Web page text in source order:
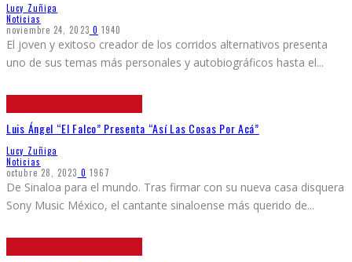
Lucy Zuñiga
Noticias
noviembre 24, 2023 0 1940
El joven y exitoso creador de los corridos alternativos presenta
uno de sus temas más personales y autobiográficos hasta el...
Luis Ángel “El Falco” Presenta “Así Las Cosas Por Acá”
Lucy Zuñiga
Noticias
octubre 28, 2023 0 1967
De Sinaloa para el mundo. Tras firmar con su nueva casa disquera
Sony Music México, el cantante sinaloense más querido de...